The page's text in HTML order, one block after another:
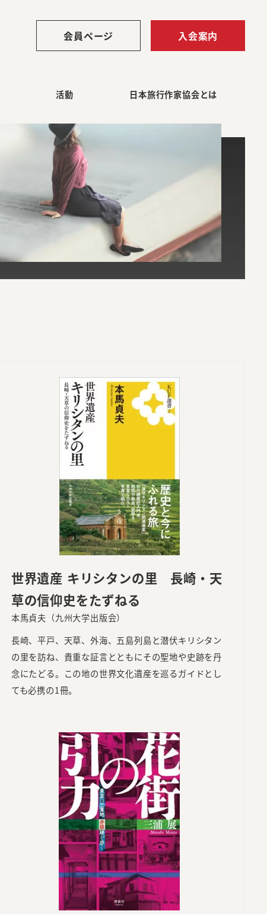
会員ページ 入会案内
活動 日本旅行作家協会とは
世界遺産 キリシタンの里 長崎・天
草の信仰史をたずねる
本馬貞夫（九州大学出版会）
長崎、平戸、天草、外海、五島列島と潜伏キリシタン
の里を訪ね、貴重な証言とともにその聖地や史跡を丹
念にたどる。この地の世界文化遺産を巡るガイドとし
ても必携の1冊。